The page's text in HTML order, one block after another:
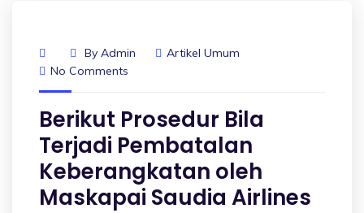
By Admin
Artikel Umum
No Comments
Berikut Prosedur Bila
Terjadi Pembatalan
Keberangkatan oleh
Maskapai Saudia Airlines